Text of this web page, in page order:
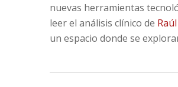
nuevas herramientas
leer el análisis clínico de
un espacio donde se